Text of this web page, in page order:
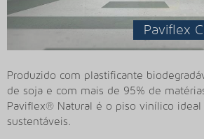
Paviflex
Produzido com plastificante
de soja e com mais de 95% de
Paviflex® Natural é o piso vinílico ideal
sustentáveis.